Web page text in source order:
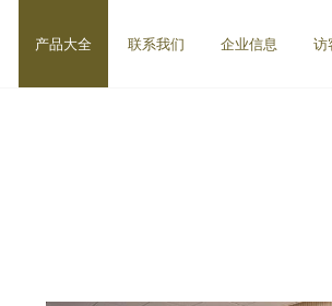
产品大全 联系我们 企业信息 访